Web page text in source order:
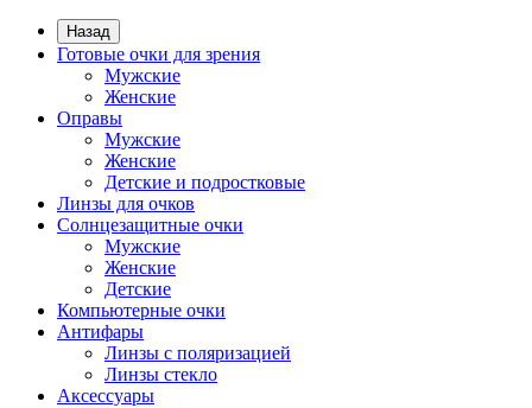
Назад
Готовые очки для зрения
Мужские
Женские
Оправы
Мужские
Женские
Детские и подростковые
Линзы для очков
Солнцезащитные очки
Мужские
Женские
Детские
Компьютерные очки
Антифары
Линзы с поляризацией
Линзы стекло
Аксессуары